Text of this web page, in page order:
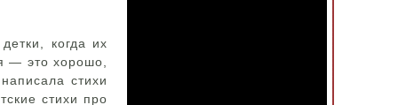
когда их
— это хорошо,
стихи
стихи про